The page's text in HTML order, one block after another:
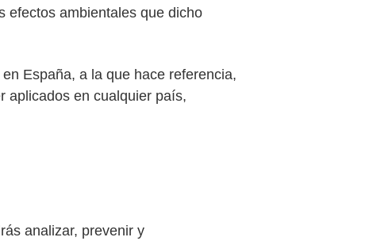
efectos ambientales que dicho
España, a la que hace referencia,
aplicados en cualquier país,
analizar, prevenir y